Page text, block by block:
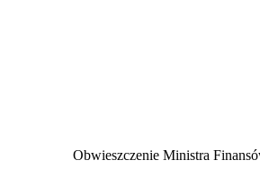
Obwieszczenie Ministra